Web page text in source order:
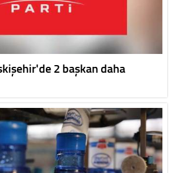
2 başkan daha